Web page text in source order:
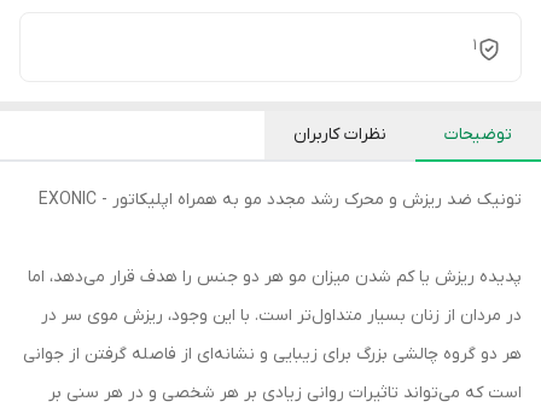
1
توضیحات نظرات کاربران
تونیک ضد ریزش و محرک رشد مجدد مو به همراه اپلیکاتور - EXONIC
پدیده ریزش یا کم شدن میزان مو هر دو جنس را هدف قرار می‌دهد، اما
در مردان از زنان بسیار متداول‌تر است. با این وجود،‌ ریزش موی سر در
هر دو گروه چالشی بزرگ برای زیبایی و نشانه‌ای از فاصله گرفتن از جوانی
است که می‌تواند تاثیرات روانی زیادی بر هر شخصی و در هر سنی بر